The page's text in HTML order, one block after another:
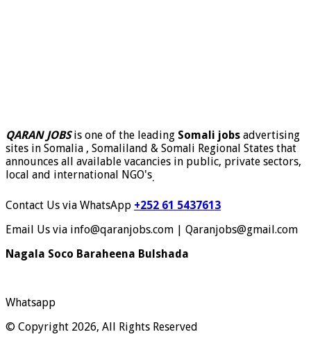
QARAN JOBSis one of the leading Somali jobs advertising
sites in Somalia , Somaliland & Somali Regional States that
announces all available vacancies in public, private sectors,
local and international NGO's.
Contact Us via WhatsApp +252 61 5437613
Email Us via info@qaranjobs.com | Qaranjobs@gmail.com
Nagala Soco Baraheena Bulshada
Whatsapp
© Copyright 2026, All Rights Reserved